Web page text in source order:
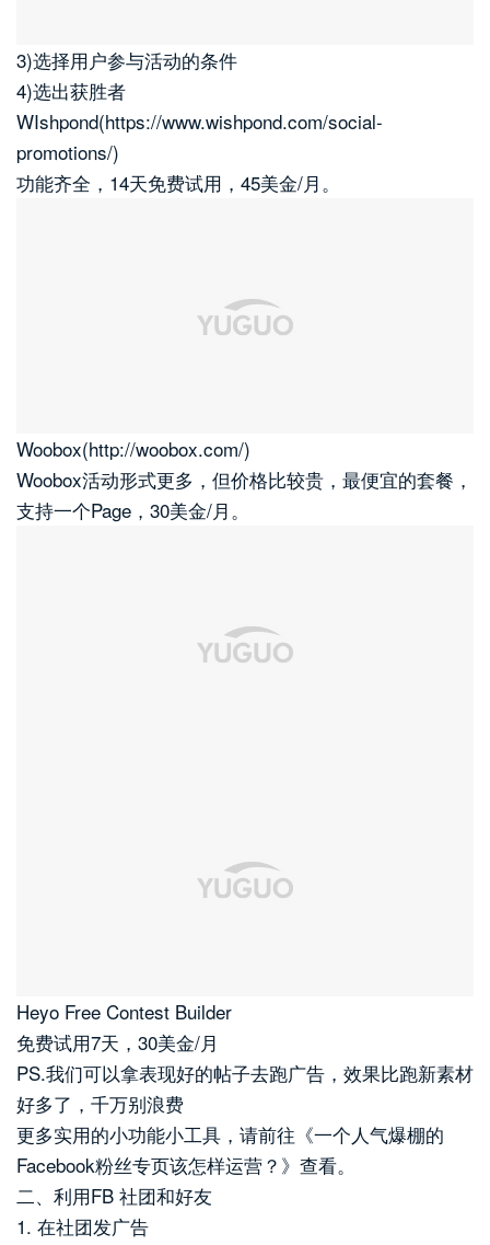
3)选择用户参与活动的条件
4)选出获胜者
WIshpond(https://www.wishpond.com/social-
promotions/)
功能齐全，14天免费试用，45美金/月。
Woobox(http://woobox.com/)
Woobox活动形式更多，但价格比较贵，最便宜的套餐，
支持一个Page，30美金/月。
Heyo Free Contest Builder
免费试用7天，30美金/月
PS.我们可以拿表现好的帖子去跑广告，效果比跑新素材
好多了，千万别浪费
更多实用的小功能小工具，请前往《一个人气爆棚的
Facebook粉丝专页该怎样运营？》查看。
二、利用FB 社团和好友
1. 在社团发广告